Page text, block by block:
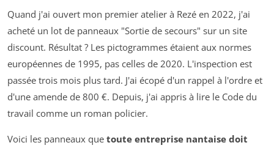
Quand j'ai ouvert mon premier atelier à Rezé en 2022, j'ai
acheté un lot de panneaux "Sortie de secours" sur un site
discount. Résultat ? Les pictogrammes étaient aux normes
européennes de 1995, pas celles de 2020. L'inspection est
passée trois mois plus tard. J'ai écopé d'un rappel à l'ordre et
d'une amende de 800 €. Depuis, j'ai appris à lire le Code du
travail comme un roman policier.
Voici les panneaux que toute entreprise nantaise doit